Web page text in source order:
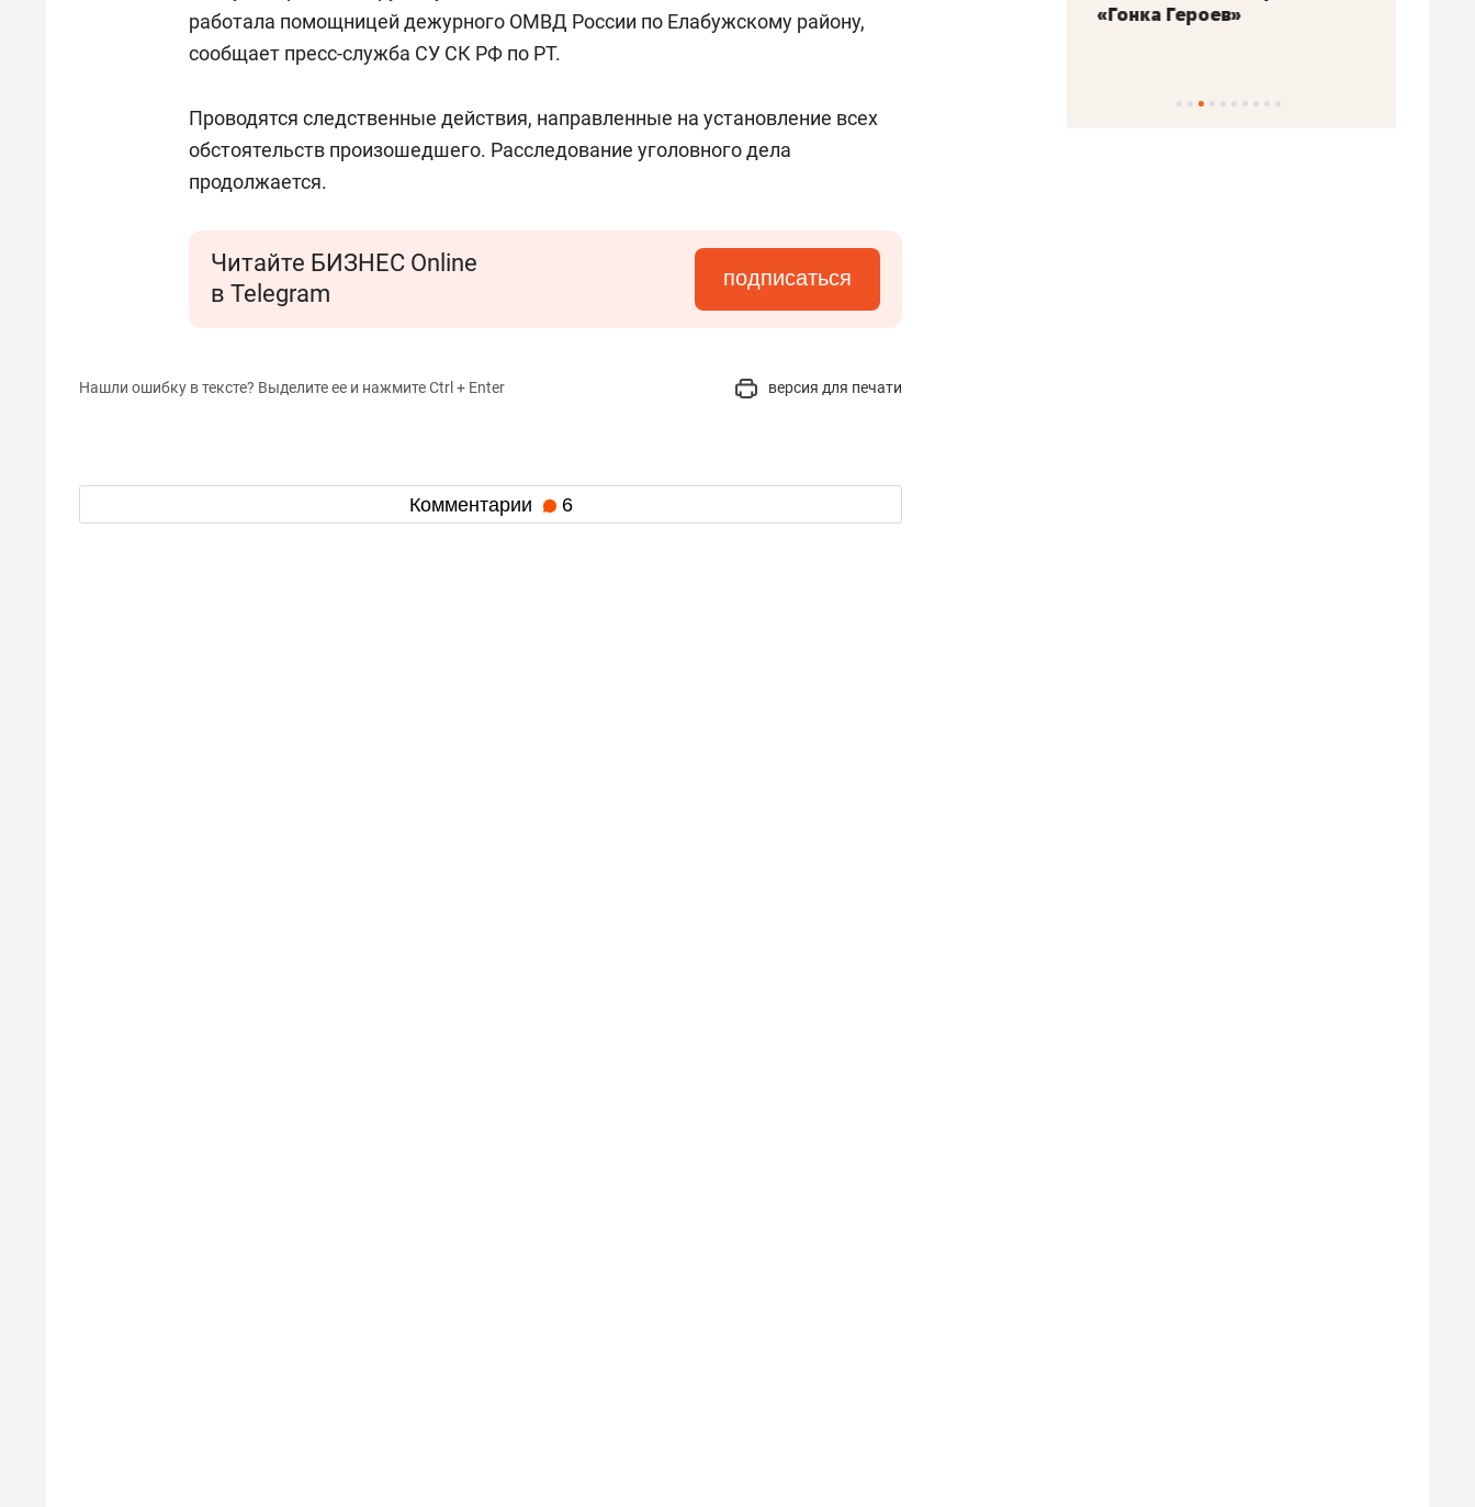
работала помощницей дежурного ОМВД России по Елабужскому району,
сообщает пресс-служба СУ СК РФ по РТ.
Проводятся следственные действия, направленные на установление всех
обстоятельств произошедшего. Расследование уголовного дела
продолжается.
Читайте БИЗНЕС Online
в Telegram
подписаться
Нашли ошибку в тексте? Выделите ее и нажмите Ctrl + Enter версия для печати
Комментарии 6
состоянием как основа
антихрупких команд
«Гонка Героев»